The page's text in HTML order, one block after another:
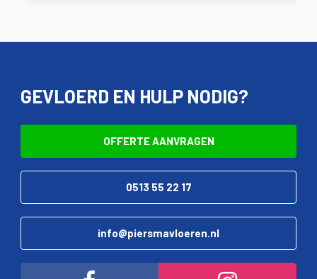
GEVLOERD EN HULP NODIG?
OFFERTE AANVRAGEN
0513 55 22 17
info@piersmavloeren.nl